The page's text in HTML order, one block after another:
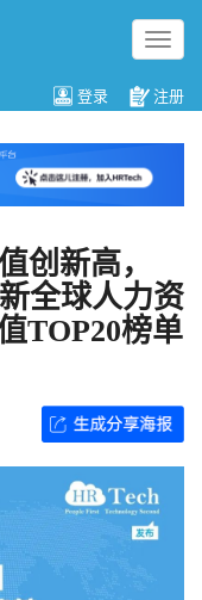
切
换
航
登录 注册
创新高，
全球人力资
TOP20榜单